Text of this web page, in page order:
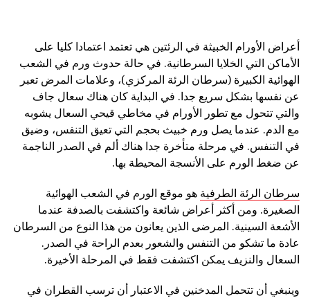
أعراض الأورام الخبيثة في الرئتين هي تعتمد اعتمادا كليا على
الأماكن التي الخلايا السرطانية. في حالة حدوث ورم في الشعب
الهوائية الكبيرة (سرطان الرئة المركزي)، وعلامات المرض تعبر
عن نفسها بشكل سريع جدا. في البداية كان هناك سعال جاف
والتي تتحول مع تطور الأورام في مخاطي قيحي السعال يشوبه
مع الدم. عندما يصل ورم خبيث بحجم التي تعيق التنفس، وضيق
في التنفس. في مرحلة متأخرة جدا هناك ألم في الصدر الناجمة
عن ضغط الورم على الأنسجة المحيطة بها.
سرطان الرئة الطرفية هو موقع الورم في الشعب الهوائية
الصغيرة. ومن أكثر أعراض شائعة واكتشفت بالصدفة عندما
الأشعة السينية. المرضى الذين يعانون من هذا النوع من السرطان
عادة ما تشكو من التنفس والشعور بعدم الراحة في الصدر.
السعال والنزيف يمكن اكتشفت فقط في المرحلة الأخيرة.
وينبغي أن تتحمل المدخنين في الاعتبار أن ترسب القطران في